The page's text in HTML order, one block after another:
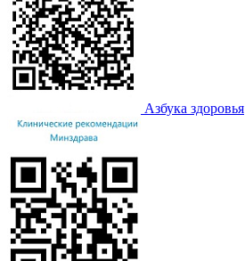
Азбука здоровья